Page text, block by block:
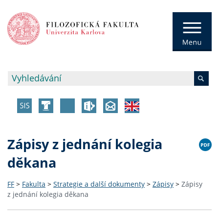
Zápisy z jednání kolegia
děkana
FF > Fakulta > Strategie a další dokumenty > Zápisy > Zápisy
z jednání kolegia děkana